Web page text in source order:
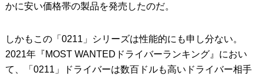
かに安い価格帯の製品を発売したのだ。
しかもこの「0211」シリーズは性能的にも申し分ない。
2021年『MOST WANTEDドライバーランキング』におい
て、「0211」ドライバーは数百ドルも高いドライバー相手